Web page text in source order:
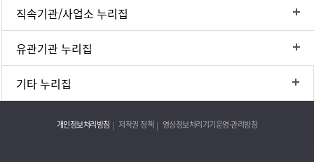
직속기관/사업소 누리집
유관기관 누리집
기타 누리집
개인정보처리방침 저작권 정책 영상정보처리기기운영·관리방침